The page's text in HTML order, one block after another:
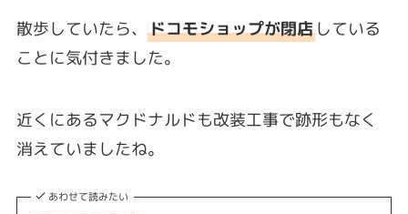
散歩していたら、 ドコモショップが閉店している
ことに気付きました。
近くにあるマクドナルドも改装工事で跡形もなく
消えていましたね。
あわせて読みたい